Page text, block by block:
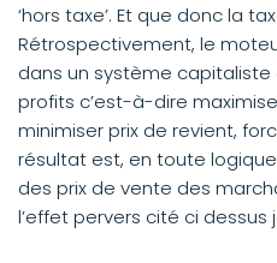
‘hors taxe’. Et que donc la
Rétrospectivement, le
dans un système
profits c’est-à-dire
minimiser prix de revient,
résultat est, en toute
des prix de vente des
l’effet pervers cité ci dessus